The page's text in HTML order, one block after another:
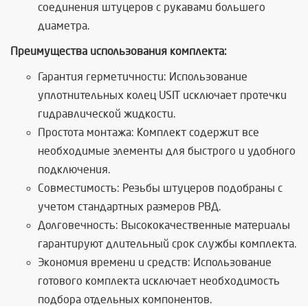
соединения штуцеров с рукавами большего
диаметра.
Преимущества использования комплекта:
Гарантия герметичности: Использование
уплотнительных колец USIT исключает протечки
гидравлической жидкости.
Простота монтажа: Комплект содержит все
необходимые элементы для быстрого и удобного
подключения.
Совместимость: Резьбы штуцеров подобраны с
учетом стандартных размеров РВД.
Долговечность: Высококачественные материалы
гарантируют длительный срок службы комплекта.
Экономия времени и средств: Использование
готового комплекта исключает необходимость
подбора отдельных компонентов.